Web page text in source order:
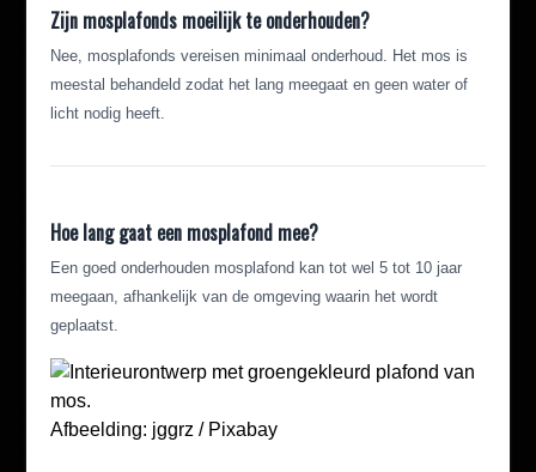
Zijn mosplafonds moeilijk te onderhouden?
Nee, mosplafonds vereisen minimaal onderhoud. Het mos is
meestal behandeld zodat het lang meegaat en geen water of
licht nodig heeft.
Hoe lang gaat een mosplafond mee?
Een goed onderhouden mosplafond kan tot wel 5 tot 10 jaar
meegaan, afhankelijk van de omgeving waarin het wordt
geplaatst.
Afbeelding: jggrz / Pixabay